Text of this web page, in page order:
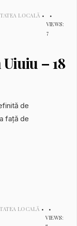
LOCALĂ •
•
VIEWS:
7
– 18
de
față de
LOCALĂ •
•
VIEWS: